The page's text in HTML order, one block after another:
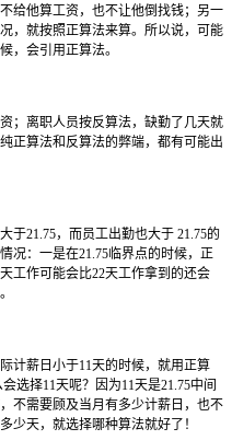
给他算工资，也不让他倒找钱；另一
，就按照正算法来算。所以说，可能
，会引用正算法。
；离职人员按反算法，缺勤了几天就
正算法和反算法的弊端，都有可能出
于21.75，而员工出勤也大于 21.75的
况：一是在21.75临界点的时候，正
工作可能会比22天工作拿到的还会
计薪日小于11天的时候，就用正算
选择11天呢？因为11天是21.75中间
不需要顾及当月有多少计薪日，也不
少天，就选择哪种算法就好了！